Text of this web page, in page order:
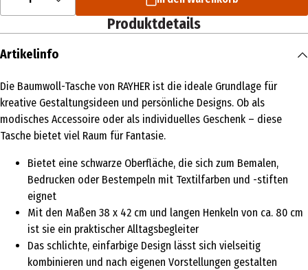
Produktdetails
Artikelinfo
Die Baumwoll-Tasche von RAYHER ist die ideale Grundlage für
kreative Gestaltungsideen und persönliche Designs. Ob als
modisches Accessoire oder als individuelles Geschenk – diese
Tasche bietet viel Raum für Fantasie.
Bietet eine schwarze Oberfläche, die sich zum Bemalen,
Bedrucken oder Bestempeln mit Textilfarben und -stiften
eignet
Mit den Maßen 38 x 42 cm und langen Henkeln von ca. 80 cm
ist sie ein praktischer Alltagsbegleiter
Das schlichte, einfarbige Design lässt sich vielseitig
kombinieren und nach eigenen Vorstellungen gestalten